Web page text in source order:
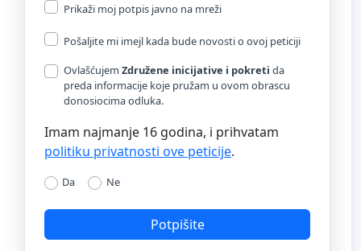
Prikaži moj potpis javno na mreži
Pošaljite mi imejl kada bude novosti o ovoj peticiji
Ovlašćujem Združene inicijative i pokreti da
preda informacije koje pružam u ovom obrascu
donosiocima odluka.
Imam najmanje 16 godina, i prihvatam
politiku privatnosti ove peticije.
Da Ne
Potpišite